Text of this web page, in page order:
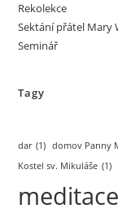
Rekolekce
Sektání přátel Mary
Seminář
Tagy
dar (1) domov Panny
Kostel sv. Mikuláše (1)
meditace